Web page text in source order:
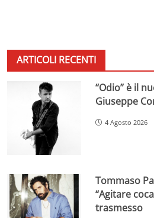
ARTICOLI RECENTI
“Odio” è il
Giuseppe
4 Agosto 2026
Tommaso
“Agitare
trasmesso